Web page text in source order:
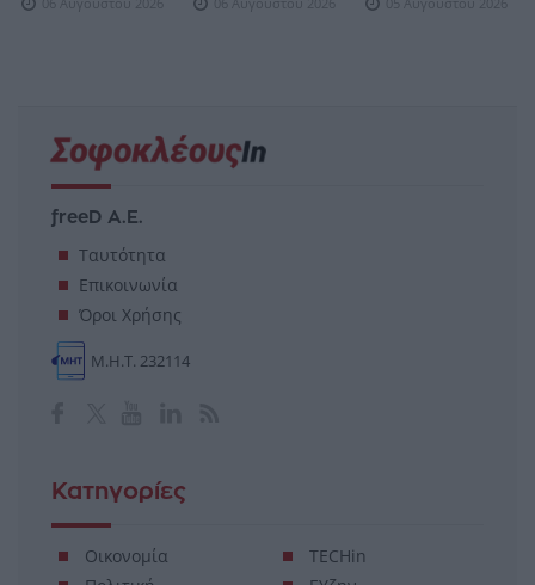
freeD Α.Ε.
Ταυτότητα
Επικοινωνία
Όροι Χρήσης
Κατηγορίες